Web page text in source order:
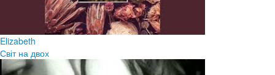
Elizabeth
Світ на двох